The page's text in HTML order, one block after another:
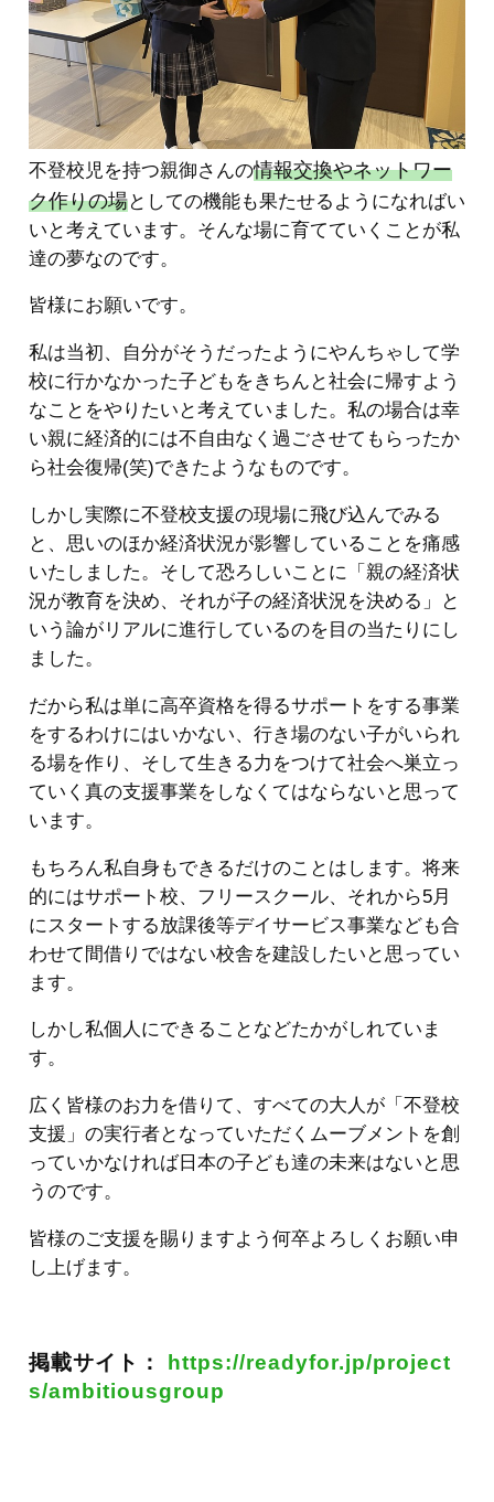
不登校児を持つ親御さんの情報交換やネットワー
ク作りの場としての機能も果たせるようになればい
いと考えています。そんな場に育てていくことが私
達の夢なのです。
皆様にお願いです。
私は当初、自分がそうだったようにやんちゃして学
校に行かなかった子どもをきちんと社会に帰すよう
なことをやりたいと考えていました。私の場合は幸
い親に経済的には不自由なく過ごさせてもらったか
ら社会復帰(笑)できたようなものです。
しかし実際に不登校支援の現場に飛び込んでみる
と、思いのほか経済状況が影響していることを痛感
いたしました。そして恐ろしいことに「親の経済状
況が教育を決め、それが子の経済状況を決める」と
いう論がリアルに進行しているのを目の当たりにし
ました。
だから私は単に高卒資格を得るサポートをする事業
をするわけにはいかない、行き場のない子がいられ
る場を作り、そして生きる力をつけて社会へ巣立っ
ていく真の支援事業をしなくてはならないと思って
います。
もちろん私自身もできるだけのことはします。将来
的にはサポート校、フリースクール、それから5月
にスタートする放課後等デイサービス事業なども合
わせて間借りではない校舎を建設したいと思ってい
ます。
しかし私個人にできることなどたかがしれていま
す。
広く皆様のお力を借りて、すべての大人が「不登校
支援」の実行者となっていただくムーブメントを創
っていかなければ日本の子ども達の未来はないと思
うのです。
皆様のご支援を賜りますよう何卒よろしくお願い申
し上げます。
掲載サイト： https://readyfor.jp/project
s/ambitiousgroup